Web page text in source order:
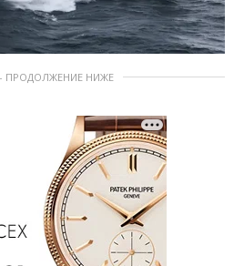
ПРОДОЛЖЕНИЕ НИЖЕ